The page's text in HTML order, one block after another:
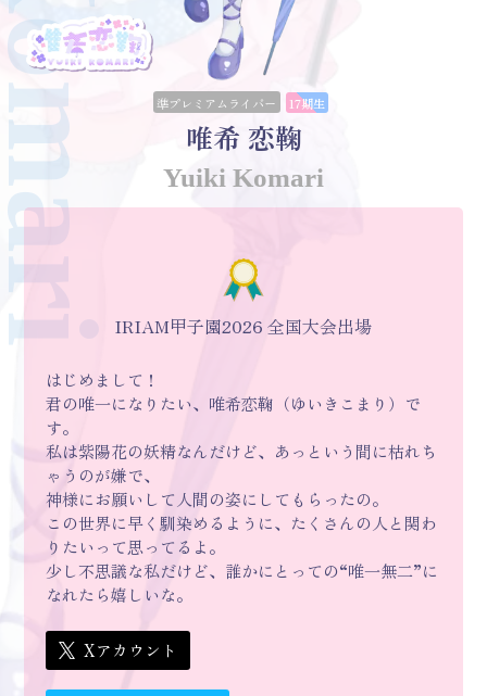
準プレミアムライバー 17期生
唯希 恋鞠
Yuiki Komari
IRIAM甲子園2026 全国大会出場
はじめまして！
君の唯一になりたい、唯希恋鞠（ゆいきこまり）で
す。
私は紫陽花の妖精なんだけど、あっという間に枯れち
ゃうのが嫌で、
神様にお願いして人間の姿にしてもらったの。
この世界に早く馴染めるように、たくさんの人と関わ
りたいって思ってるよ。
少し不思議な私だけど、誰かにとっての“唯一無二”に
なれたら嬉しいな。
Xアカウント